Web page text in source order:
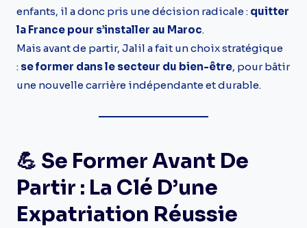
enfants, il a donc pris une décision radicale : quitter
la France pour s’installer au Maroc.
Mais avant de partir, Jalil a fait un choix stratégique
: se former dans le secteur du bien-être, pour bâtir
une nouvelle carrière indépendante et durable.
💪 Se Former Avant De
Partir : La Clé D’une
Expatriation Réussie